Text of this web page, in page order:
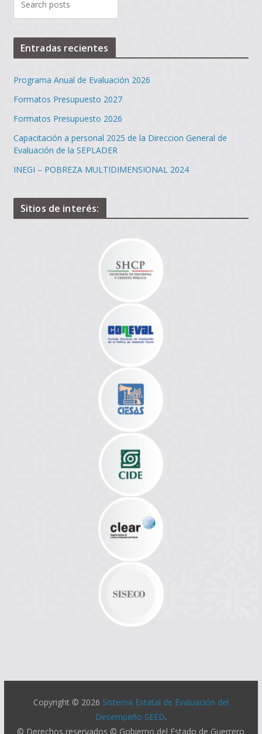
Entradas recientes
Programa Anual de Evaluación 2026
Formatos Presupuesto 2027
Formatos Presupuesto 2026
Capacitación a personal 2025 de la Direccion General de
Evaluación de la SEPLADER
INEGI – POBREZA MULTIDIMENSIONAL 2024
Sitios de interés:
Copyright © 2026 Sistema Estatal de Evaluación del
Desempeño SEED.
© Derechos reservados © Gobierno del Estado de Guerrero